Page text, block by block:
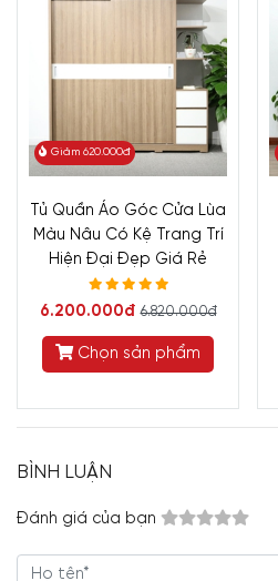
Giảm 620.000đ
Tủ Quần Áo Góc Cửa Lùa
Màu Nâu Có Kệ Trang Trí
Hiện Đại Đẹp Giá Rẻ
6.200.000đ 6.820.000đ
Chọn sản phẩm
BÌNH LUẬN
Đánh giá của bạn